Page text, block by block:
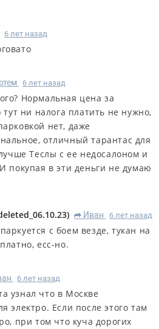
6 лет назад
6 лет назад
Нормальная цена за
ни налога платить не нужно,
нет, даже
отличный тарантас для
Теслы с ее недосалоном и
покупая в эти деньги не думаю
) R Иван 6 лет назад
с боем везде, тукан на
есс-но.
6 лет назад
узнал что в Москве
электро. Если после этого там
при том что куча дорогих